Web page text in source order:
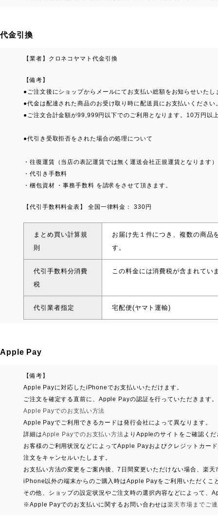
代金引換
【業者】クロネコヤマト代金引換
【備考】
●ご注文後にショップからメールにてお支払い総額をお知らせいたし
●代金は配達された商品のお受け取り時に配送員にお支払いください
●ご注文合計金額が99,999円以下でのご利用となります。10万円以
●代引き受取拒否をされた場合の処理について
・往復運賃（当店の表記運賃では無く運送会社正規運賃となります）
・代引き手数料
・梱包資材 ・事務手数料 を請求をさせて頂きます。
【代引手数料料金表】 全国一律料金： 330円
まとめ買い計算規
則
お届け先１件につき、複数の商品
す。
代引手数料分消費
税
この料金には消費税が含まれてい
代引業者指定 宅配便(ヤマト運輸)
Apple Pay
【備考】
Apple Payに対応したiPhoneでお支払いいただけます。
ご注文を確定する直前に、Apple Payの認証を行っていただきます。
Apple Payでのお支払い方法
Apple Payでご利用できるカードは発行会社によって異なります。
詳細はApple Payでのお支払い方法 よりAppleのサイトをご確認くだ
お客様のご利用状況などによってApple Payおよびクレジットカー
注文をキャンセルいたします。
お支払い方法の変更をご案内後、7日間変更いただけない場合、楽
iPhone以外の端末からのご購入時はApple Payをご利用いただくこ
その他、ショップの設定状況やご注文時の選択内容などによって、
※Apple Payでのお支払いに関するお問い合わせは楽天市場までご